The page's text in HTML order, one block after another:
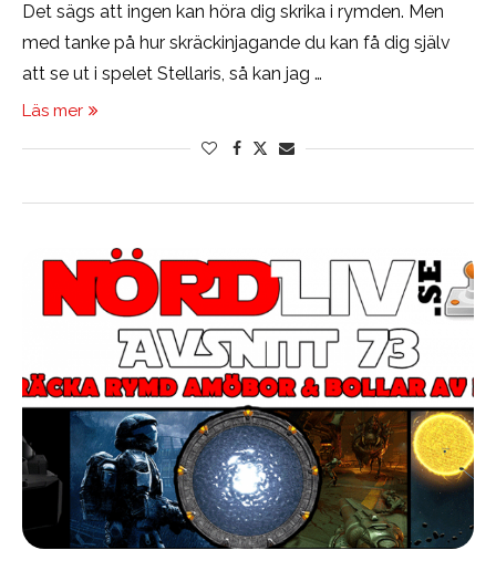
Det sägs att ingen kan höra dig skrika i rymden. Men
med tanke på hur skräckinjagande du kan få dig själv
att se ut i spelet Stellaris, så kan jag …
Läs mer